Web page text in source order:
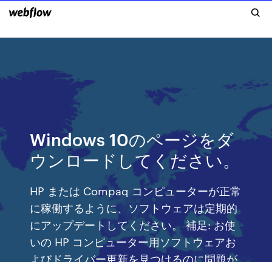
Windows 10のページをダ
ウンロードしてください。
HP または Compaq コンピューターが正常
に稼働するように、ソフトウェアは定期的
にアップデートしてください。 補足: お使
いの HP コンピューター用ソフトウェアお
よびドライバー更新を見つけるのに問題が